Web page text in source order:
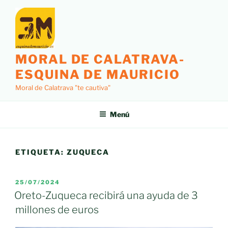
contenido
MORAL DE CALATRAVA-
ESQUINA DE MAURICIO
Moral de Calatrava "te cautiva"
Menú
ETIQUETA: ZUQUECA
PUBLICADO
EL
25/07/2024
Oreto-Zuqueca recibirá una ayuda de 3
millones de euros